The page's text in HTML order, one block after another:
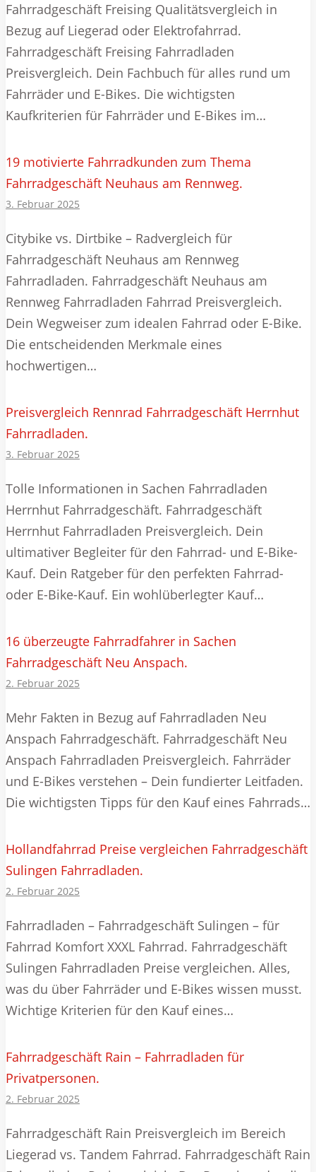
Fahrradgeschäft Freising Qualitätsvergleich in
Bezug auf Liegerad oder Elektrofahrrad.
Fahrradgeschäft Freising Fahrradladen
Preisvergleich. Dein Fachbuch für alles rund um
Fahrräder und E-Bikes. Die wichtigsten
Kaufkriterien für Fahrräder und E-Bikes im…
19 motivierte Fahrradkunden zum Thema
Fahrradgeschäft Neuhaus am Rennweg.
3. Februar 2025
Citybike vs. Dirtbike – Radvergleich für
Fahrradgeschäft Neuhaus am Rennweg
Fahrradladen. Fahrradgeschäft Neuhaus am
Rennweg Fahrradladen Fahrrad Preisvergleich.
Dein Wegweiser zum idealen Fahrrad oder E-Bike.
Die entscheidenden Merkmale eines
hochwertigen…
Preisvergleich Rennrad Fahrradgeschäft Herrnhut
Fahrradladen.
3. Februar 2025
Tolle Informationen in Sachen Fahrradladen
Herrnhut Fahrradgeschäft. Fahrradgeschäft
Herrnhut Fahrradladen Preisvergleich. Dein
ultimativer Begleiter für den Fahrrad- und E-Bike-
Kauf. Dein Ratgeber für den perfekten Fahrrad-
oder E-Bike-Kauf. Ein wohlüberlegter Kauf…
16 überzeugte Fahrradfahrer in Sachen
Fahrradgeschäft Neu Anspach.
2. Februar 2025
Mehr Fakten in Bezug auf Fahrradladen Neu
Anspach Fahrradgeschäft. Fahrradgeschäft Neu
Anspach Fahrradladen Preisvergleich. Fahrräder
und E-Bikes verstehen – Dein fundierter Leitfaden.
Die wichtigsten Tipps für den Kauf eines Fahrrads…
Hollandfahrrad Preise vergleichen Fahrradgeschäft
Sulingen Fahrradladen.
2. Februar 2025
Fahrradladen – Fahrradgeschäft Sulingen – für
Fahrrad Komfort XXXL Fahrrad. Fahrradgeschäft
Sulingen Fahrradladen Preise vergleichen. Alles,
was du über Fahrräder und E-Bikes wissen musst.
Wichtige Kriterien für den Kauf eines…
Fahrradgeschäft Rain – Fahrradladen für
Privatpersonen.
2. Februar 2025
Fahrradgeschäft Rain Preisvergleich im Bereich
Liegerad vs. Tandem Fahrrad. Fahrradgeschäft Rain